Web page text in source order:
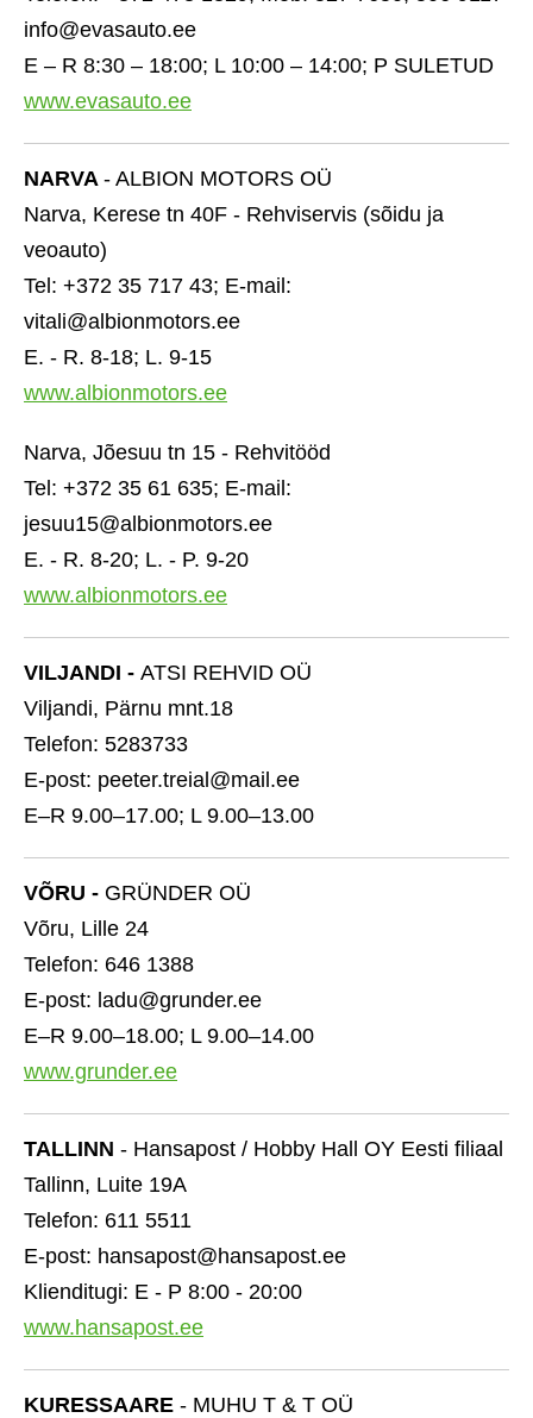
info@evasauto.ee
E – R 8:30 – 18:00; L 10:00 – 14:00; P SULETUD
www.evasauto.ee
NARVA - ALBION MOTORS OÜ
Narva, Kerese tn 40F - Rehviservis (sõidu ja
veoauto)
Tel: +372 35 717 43; E-mail:
vitali@albionmotors.ee
E. - R. 8-18; L. 9-15
www.albionmotors.ee
Narva, Jõesuu tn 15 - Rehvitööd
Tel: +372 35 61 635; E-mail:
jesuu15@albionmotors.ee
E. - R. 8-20; L. - P. 9-20
www.albionmotors.ee
VILJANDI - ATSI REHVID OÜ
Viljandi, Pärnu mnt.18
Telefon: 5283733
E-post: peeter.treial@mail.ee
E–R 9.00–17.00; L 9.00–13.00
VÕRU - GRÜNDER OÜ
Võru, Lille 24
Telefon: 646 1388
E-post: ladu@grunder.ee
E–R 9.00–18.00; L 9.00–14.00
www.grunder.ee
TALLINN - Hansapost / Hobby Hall OY Eesti filiaal
Tallinn, Luite 19A
Telefon: 611 5511
E-post: hansapost@hansapost.ee
Klienditugi: E - P 8:00 - 20:00
www.hansapost.ee
KURESSAARE - MUHU T & T OÜ